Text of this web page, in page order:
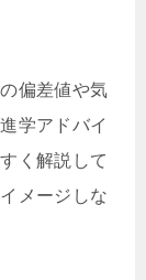
偏差値や気
学アドバイ
く解説して
メージしな